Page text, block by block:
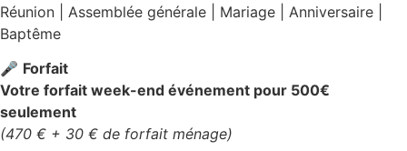
Réunion | Assemblée générale | Mariage | Anniversaire |
Baptême
🎤 Forfait
Votre forfait week-end événement pour 500€
seulement
(470 € + 30 € de forfait ménage)